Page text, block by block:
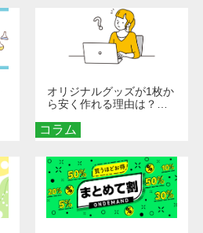
コラム
オリジナルグッズが1枚か
ら安く作れる理由は？オ
とメリットを解説